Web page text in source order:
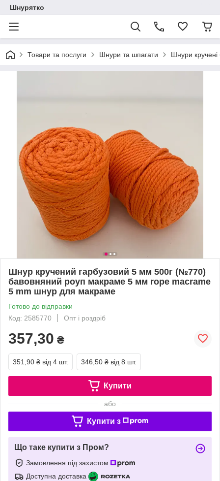
Шнурятко
Товари та послуги Шнури та шпагати Шнури
Шнур кручений гарбузовий 5 мм 500г (№770)
бавовняний роуп макраме 5 мм rope macrame
5 mm шнур для макраме
Готово до відправки
Код: 2585770
Опт і роздріб
357,30 ₴
351,90 ₴ від 4 шт. 346,50 ₴ від 8 шт.
Купити
або
Купити з
Що таке купити з Пром?
Замовлення під захистом
Доступна доставка